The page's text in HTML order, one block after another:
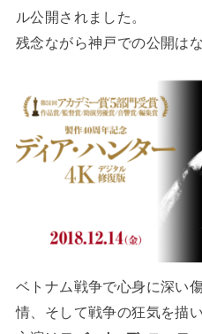
ル公開されました。
残念ながら神戸での公開は
ベトナム戦争で心身に深い
情、そして戦争の狂気を描い